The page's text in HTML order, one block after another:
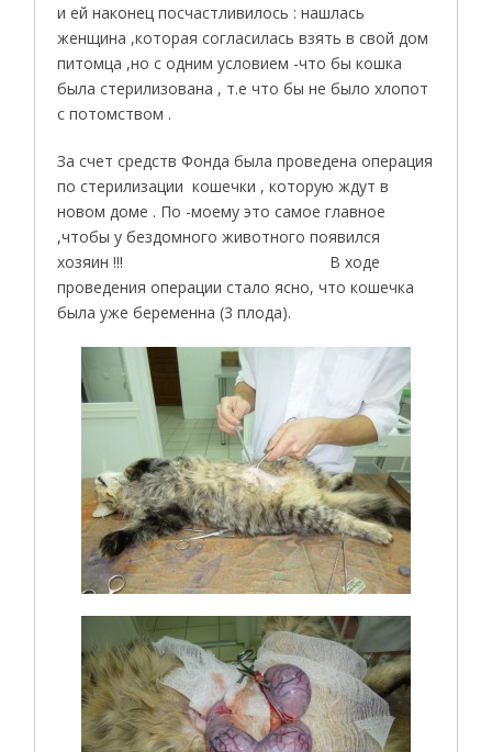
и ей наконец посчастливилось : нашлась
женщина ,которая согласилась взять в свой дом
питомца ,но с одним условием -что бы кошка
была стерилизована , т.е что бы не было хлопот
с потомством .
За счет средств Фонда была проведена операция
по стерилизации кошечки , которую ждут в
новом доме . По -моему это самое главное
,чтобы у бездомного животного появился
хозяин !!! В ходе
проведения операции стало ясно, что кошечка
была уже беременна (3 плода).